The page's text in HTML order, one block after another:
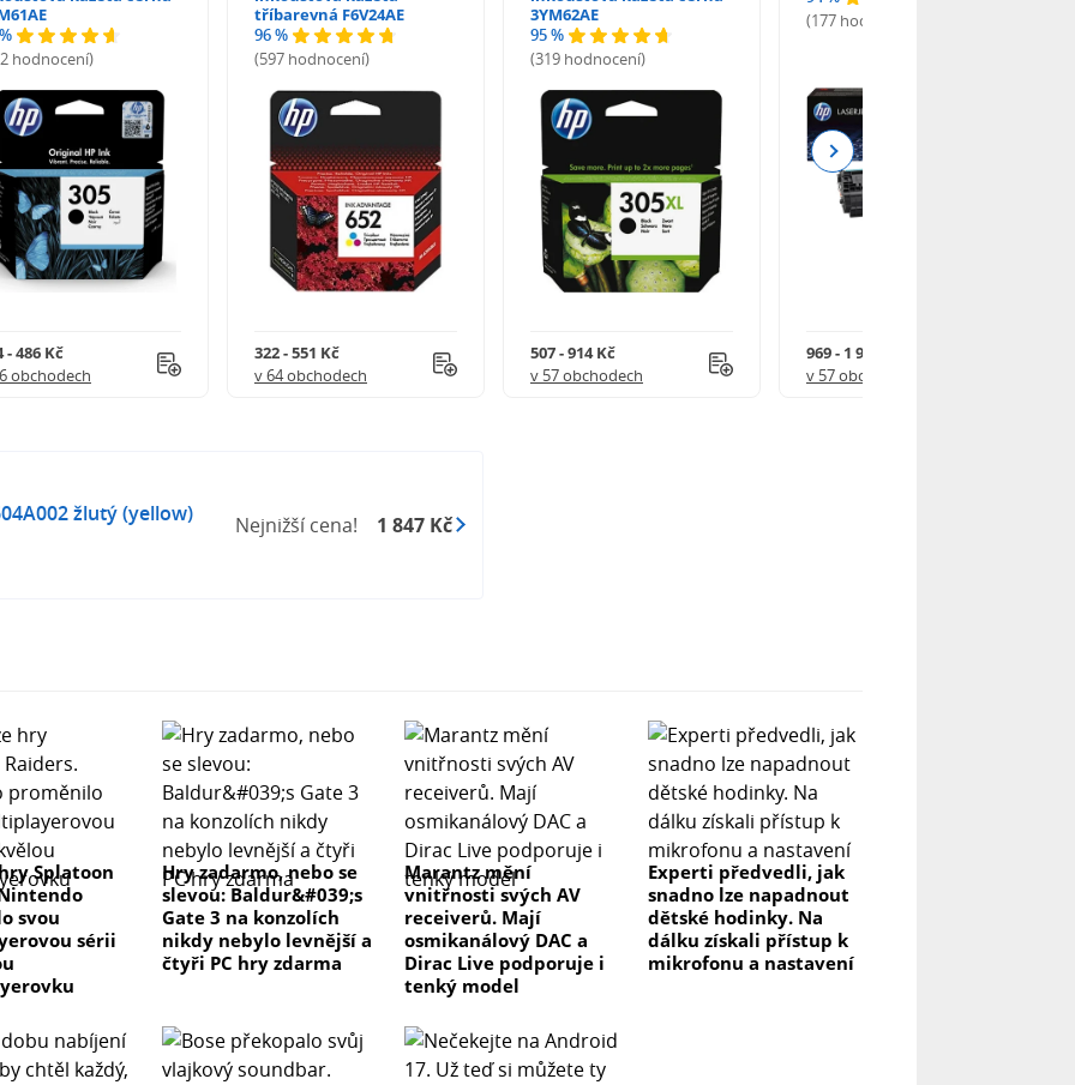
hodnocení)
- 486 Kč
obchodech
tříbarevná F6V24AE
96 %
(597 hodnocení)
322 - 551 Kč
v 64 obchodech
3YM62AE
95 %
(319 hodnocení)
507 - 914 Kč
v 57 obchodech
(177 hodnocení)
969 - 1 918 Kč
v 57 obchodech
Next
žlutý (yellow)
Nejnižší cena! 1 847 Kč
Splatoon
svou
sérii
Hry zadarmo, nebo se
slevou: Baldur&#039;s
Gate 3 na konzolích
nikdy nebylo levnější a
čtyři PC hry zdarma
Marantz mění
vnitřnosti svých AV
receiverů. Mají
osmikanálový DAC a
Dirac Live podporuje i
tenký model
Experti předvedli, jak
snadno lze napadnout
dětské hodinky. Na
dálku získali přístup k
mikrofonu a nastavení